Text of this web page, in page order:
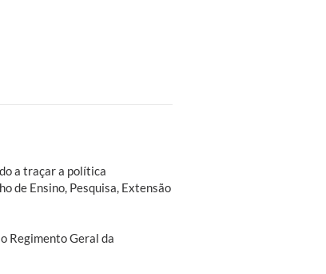
a traçar a política
de Ensino, Pesquisa, Extensão
Regimento Geral da